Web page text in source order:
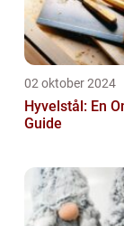
02 oktober 2024
Hyvelstål: En
Guide